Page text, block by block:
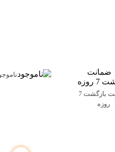
ضمانت بازگشت 7
روزه